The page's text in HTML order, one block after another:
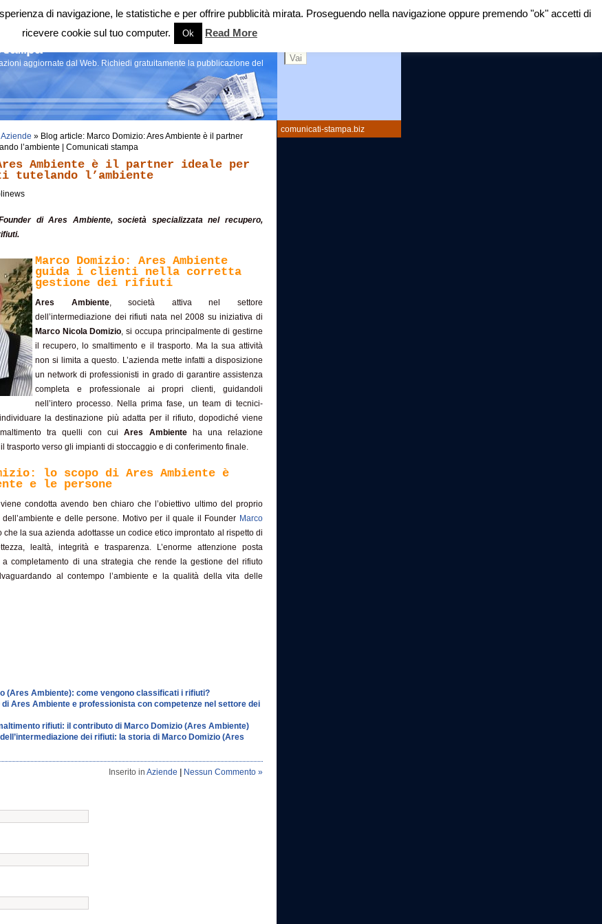
comunicati-stampa.biz
aggiornate dal Web. Richiedi gratuitamente la pubblicazione del
Aziende » Blog article: Marco Domizio: Ares Ambiente è il partner
l’ambiente | Comunicati stampa
Ambiente è il partner ideale per
l’ambiente
di Ares Ambiente, società specializzata nel recupero,
Marco Domizio: Ares Ambiente
guida i clienti nella corretta
gestione dei rifiuti
Ares Ambiente, società attiva nel settore
dell’intermediazione dei rifiuti nata nel 2008 su iniziativa di
Marco Nicola Domizio, si occupa principalmente di gestirne
il recupero, lo smaltimento e il trasporto. Ma la sua attività
non si limita a questo. L’azienda mette infatti a disposizione
un network di professionisti in grado di garantire assistenza
completa e professionale ai propri clienti, guidandoli
nell’intero processo. Nella prima fase, un team di tecnici-
la destinazione più adatta per il rifiuto, dopodiché viene
tra quelli con cuiAres Ambienteha una relazione
trasporto verso gli impianti di stoccaggio e di conferimento finale.
lo scopo di Ares Ambiente è
e le persone
condotta avendo ben chiaro che l’obiettivo ultimo del proprio
e delle persone. Motivo per il quale il Founder Marco
che la sua azienda adottasse un codice etico improntato al rispetto di
lealtà, integrità e trasparenza. L’enorme attenzione posta
a completamento di una strategia che rende la gestione del rifiuto
al contempo l’ambiente e la qualità della vita delle
(Ares Ambiente): come vengono classificati i rifiuti?
di Ares Ambiente e professionista con competenze nel settore dei
rifiuti: il contributo di Marco Domizio (Ares Ambiente)
dei rifiuti: la storia di Marco Domizio (Ares
Inserito in Aziende Nessun Commento »
di navigazione, le statistiche e per offrire pubblicità mirata. Proseguendo nella navigazione oppure premendo "ok" accetti di
ricevere cookie sul tuo computer.
Ok Read More